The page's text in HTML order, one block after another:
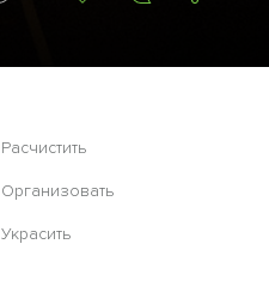
Расчистить
Организовать
Украсить